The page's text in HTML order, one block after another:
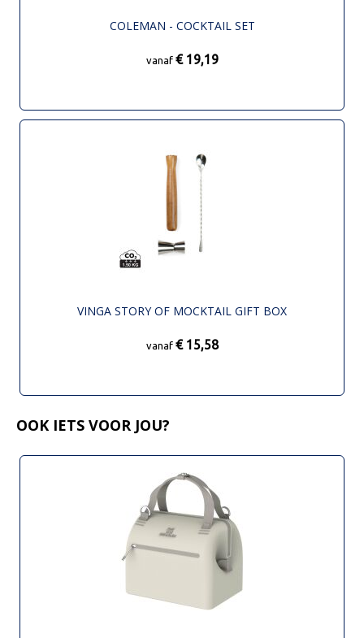
COLEMAN - COCKTAIL SET
vanaf € 19,19
VINGA STORY OF MOCKTAIL GIFT BOX
vanaf € 15,58
OOK IETS VOOR JOU?